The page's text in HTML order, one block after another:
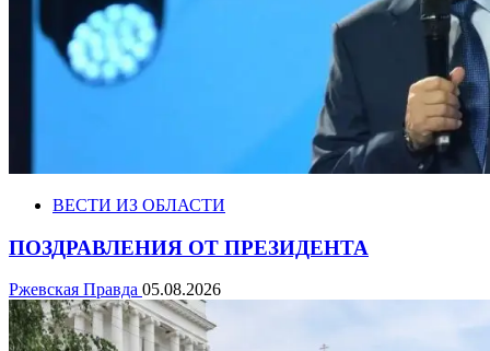
ВЕСТИ ИЗ ОБЛАСТИ
ПОЗДРАВЛЕНИЯ ОТ ПРЕЗИДЕНТА
Ржевская Правда 05.08.2026